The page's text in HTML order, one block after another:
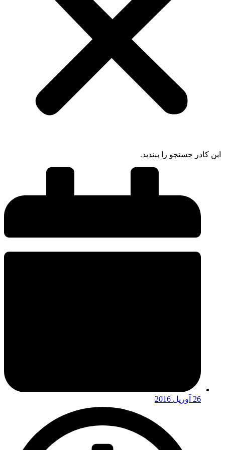
کادر جستجو را ببندید.